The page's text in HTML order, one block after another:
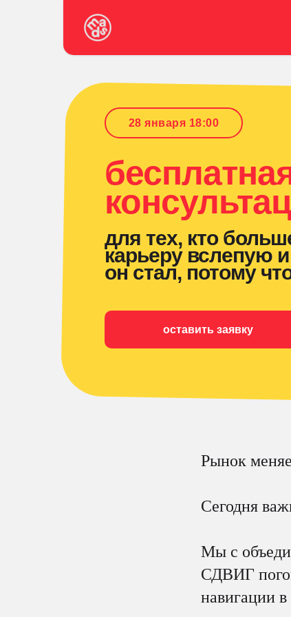
оставить заявку
для тех, кто
карьеру вслепую
он стал, потому
28 января 18:00
Рынок
Сегодня
Мы с
СДВИГ
навигации